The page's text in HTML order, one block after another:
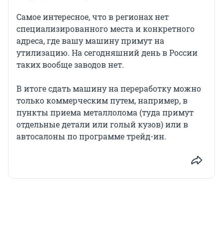
Самое интересное, что в регионах нет
специализированного места и конкретного
адреса, где вашу машину примут на
утилизацию. На сегодняшний день в России
таких вообще заводов нет.
В итоге сдать машину на переработку можно
только коммерческим путем, например, в
пункты приема металлолома (туда примут
отдельные детали или голый кузов) или в
автосалоны по программе трейд-ин.